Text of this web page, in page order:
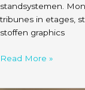
standsystemen.
tribunes in etages,
stoffen graphics
Read More »